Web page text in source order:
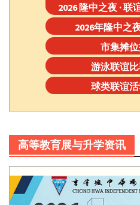
2026 隆中之夜 · 联
2026年隆中之
市集摊
游泳联谊
球类联谊
高等教育展与升学资讯